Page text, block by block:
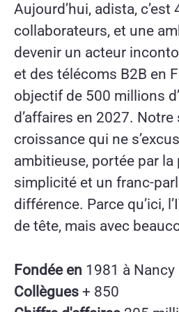
Aujourd’hui, adista,
collaborateurs, et une
devenir un acteur
et des télécoms B2B en
objectif de 500 millions
d’affaires en 2027. Notre
croissance qui ne
ambitieuse, portée par la
simplicité et un franc-
différence. Parce qu’ici,
de tête, mais avec
Fondée en 1981 à Nancy
Collègues + 850